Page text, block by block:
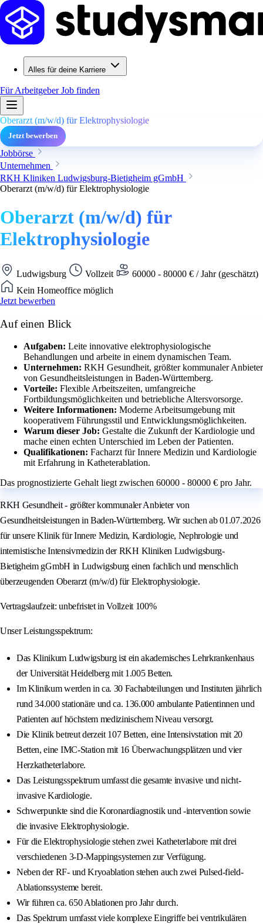
Alles für deine Karriere
Für ArbeitgeberJob finden
Oberarzt (m/w/d) für Elektrophysiologie
Jetzt bewerben
Jobbörse
Unternehmen
RKH Kliniken Ludwigsburg-Bietigheim gGmbH
Oberarzt (m/w/d) für Elektrophysiologie
Oberarzt (m/w/d) für
Elektrophysiologie
Ludwigsburg Vollzeit
60000 - 80000 € / Jahr (geschätzt)
Kein Homeoffice möglich
Jetzt bewerben
Auf einen Blick
Aufgaben: Leite innovative elektrophysiologische
Behandlungen und arbeite in einem dynamischen Team.
Unternehmen: RKH Gesundheit, größter kommunaler Anbieter
von Gesundheitsleistungen in Baden-Württemberg.
Vorteile: Flexible Arbeitszeiten, umfangreiche
Fortbildungsmöglichkeiten und betriebliche Altersvorsorge.
Weitere Informationen: Moderne Arbeitsumgebung mit
kooperativem Führungsstil und Entwicklungsmöglichkeiten.
Warum dieser Job: Gestalte die Zukunft der Kardiologie und
mache einen echten Unterschied im Leben der Patienten.
Qualifikationen: Facharzt für Innere Medizin und Kardiologie
mit Erfahrung in Katheterablation.
Das prognostizierte Gehalt liegt zwischen 60000 - 80000 € pro Jahr.
RKH Gesundheit - größter kommunaler Anbieter von
Gesundheitsleistungen in Baden-Württemberg. Wir suchen ab 01.07.2026
für unsere Klinik für Innere Medizin, Kardiologie, Nephrologie und
internistische Intensivmedizin der RKH Kliniken Ludwigsburg-
Bietigheim gGmbH in Ludwigsburg einen fachlich und menschlich
überzeugenden Oberarzt (m/w/d) für Elektrophysiologie.
Vertragslaufzeit: unbefristet in Vollzeit 100%
Unser Leistungsspektrum:
Das Klinikum Ludwigsburg ist ein akademisches Lehrkrankenhaus
der Universität Heidelberg mit 1.005 Betten.
Im Klinikum werden in ca. 30 Fachabteilungen und Instituten jährlich
rund 34.000 stationäre und ca. 136.000 ambulante Patientinnen und
Patienten auf höchstem medizinischem Niveau versorgt.
Die Klinik betreut derzeit 107 Betten, eine Intensivstation mit 20
Betten, eine IMC-Station mit 16 Überwachungsplätzen und vier
Herzkatheterlabore.
Das Leistungsspektrum umfasst die gesamte invasive und nicht-
invasive Kardiologie.
Schwerpunkte sind die Koronardiagnostik und -intervention sowie
die invasive Elektrophysiologie.
Für die Elektrophysiologie stehen zwei Katheterlabore mit drei
verschiedenen 3-D-Mappingsystemen zur Verfügung.
Neben der RF- und Kryoablation stehen auch zwei Pulsed-field-
Ablationssysteme bereit.
Wir führen ca. 650 Ablationen pro Jahr durch.
Das Spektrum umfasst viele komplexe Eingriffe bei ventrikulären